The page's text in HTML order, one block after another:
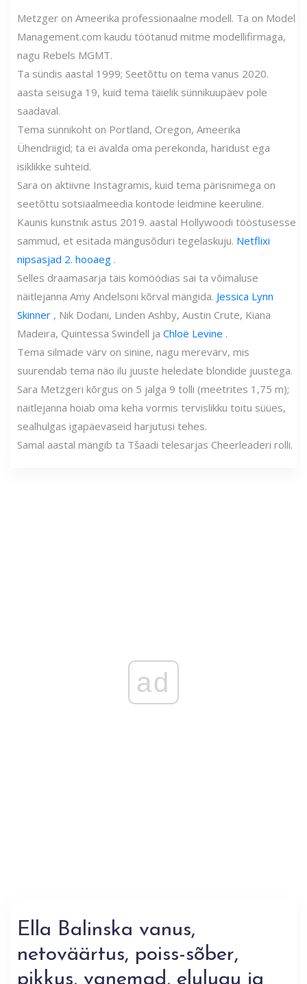
Metzger on Ameerika professionaalne modell. Ta on Model
Management.com kaudu töötanud mitme modellifirmaga,
nagu Rebels MGMT.
Ta sündis aastal 1999; Seetõttu on tema vanus 2020.
aasta seisuga 19, kuid tema täielik sünnikuupäev pole
saadaval.
Tema sünnikoht on Portland, Oregon, Ameerika
Ühendriigid; ta ei avalda oma perekonda, haridust ega
isiklikke suhteid.
Sara on aktiivne Instagramis, kuid tema pärisnimega on
seetõttu sotsiaalmeedia kontode leidmine keeruline.
Kaunis kunstnik astus 2019. aastal Hollywoodi tööstusesse
sammud, et esitada mängusõduri tegelaskuju. Netflixi
nipsasjad 2. hooaeg .
Selles draamasarja täis komöödias sai ta võimaluse
näitlejanna Amy Andelsoni kõrval mängida. Jessica Lynn
Skinner , Nik Dodani, Linden Ashby, Austin Crute, Kiana
Madeira, Quintessa Swindell ja Chloë Levine .
Tema silmade värv on sinine, nagu merevärv, mis
suurendab tema näo ilu juuste heledate blondide juustega.
Sara Metzgeri kõrgus on 5 jalga 9 tolli (meetrites 1,75 m);
näitlejanna hoiab oma keha vormis tervislikku toitu süües,
sealhulgas igapäevaseid harjutusi tehes.
Samal aastal mängib ta Tšaadi telesarjas Cheerleaderi rolli.
ad
Ella Balinska vanus,
netoväärtus, poiss-sõber,
pikkus, vanemad, elulugu ja